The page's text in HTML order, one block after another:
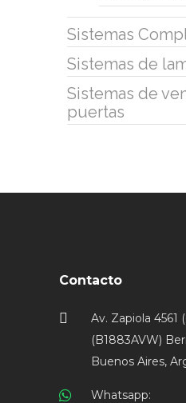
Sistemas
Sistemas de
Sistemas de
puertas
Contacto
Av. Zapiola 4561
(B1883AVW)
Buenos Aires,
Whatsapp: